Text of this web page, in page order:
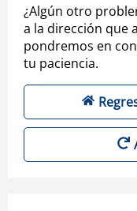
¿Algún otro
a la dirección que
pondremos en
tu paciencia.